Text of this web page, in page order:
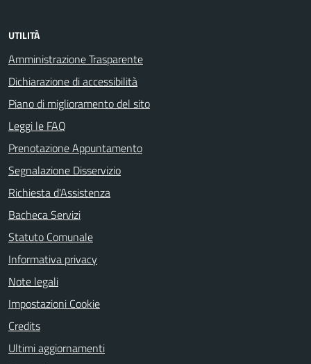
UTILITÀ
Amministrazione Trasparente
Dichiarazione di accessibilità
Piano di miglioramento del sito
Leggi le FAQ
Prenotazione Appuntamento
Segnalazione Disservizio
Richiesta d'Assistenza
Bacheca Servizi
Statuto Comunale
Informativa privacy
Note legali
Impostazioni Cookie
Credits
Ultimi aggiornamenti